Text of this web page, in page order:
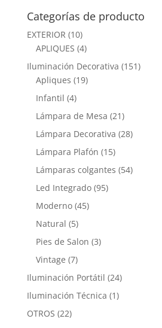
Categorías de producto
EXTERIOR (10)
APLIQUES (4)
Iluminación Decorativa (151)
Apliques (19)
Infantil (4)
Lámpara de Mesa (21)
Lámpara Decorativa (28)
Lámpara Plafón (15)
Lámparas colgantes (54)
Led Integrado (95)
Moderno (45)
Natural (5)
Pies de Salon (3)
Vintage (7)
Iluminación Portátil (24)
Iluminación Técnica (1)
OTROS (22)